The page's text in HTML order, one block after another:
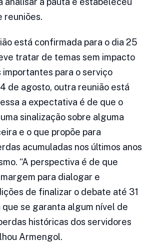
reuniões.
está confirmada para o dia 25
tratar de temas sem impacto
importantes para o serviço
de agosto, outra reunião está
a expectativa é de que o
sinalização sobre alguma
e o que propõe para
acumuladas nos últimos anos
“A perspectiva é de que
para dialogar e
de finalizar o debate até 31
se garanta algum nível de
históricas dos servidores
Armengol.